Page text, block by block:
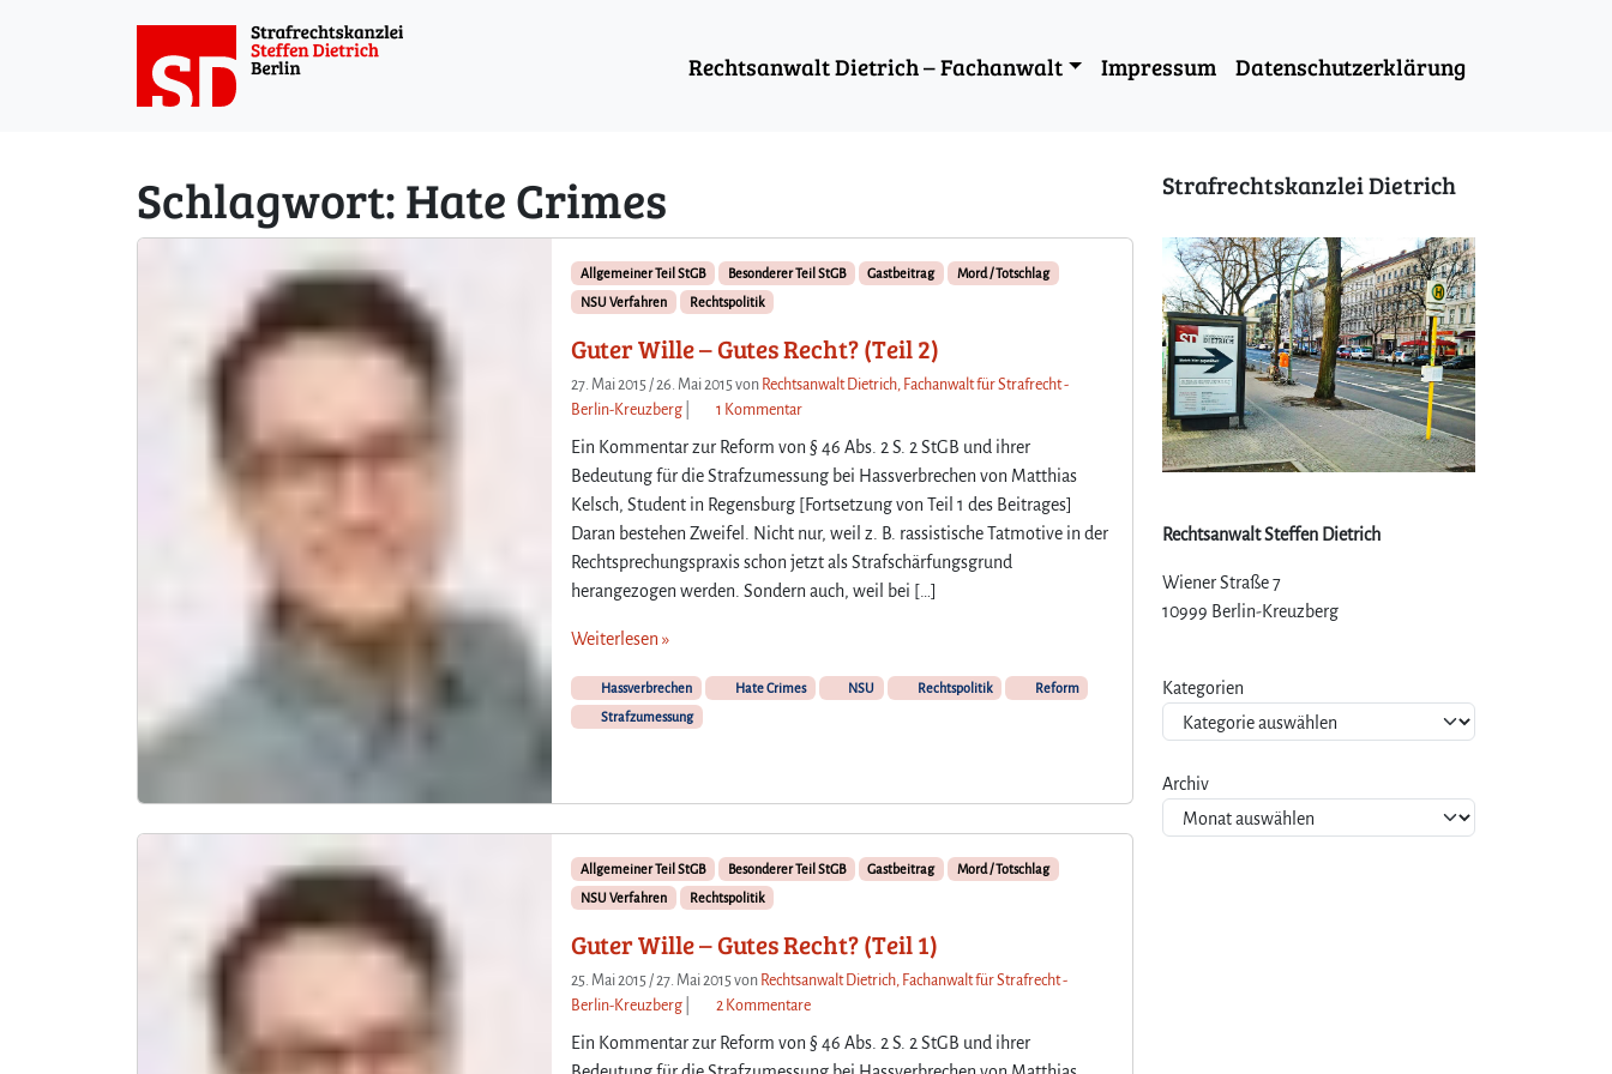
Rechtsanwalt Dietrich – Fachanwalt Impressum Datenschutzerklärung
Schlagwort:Hate Crimes
Allgemeiner Teil StGB Besonderer Teil StGB Gastbeitrag
Mord / Totschlag
NSU Verfahren
Rechtspolitik
Guter Wille – Gutes Recht? (Teil 2)
27. Mai 2015 /26. Mai 2015von Rechtsanwalt Dietrich, Fachanwalt für Strafrecht -
Berlin-Kreuzberg
1 Kommentarz
G
u
t
e
r
W
e
s
R
h
?
(
T
Ein Kommentar zur Reform von § 46 Abs. 2 S. 2 StGB und ihrer
Bedeutung für die Strafzumessung bei Hassverbrechen von Matthias
Kelsch, Student in Regensburg [Fortsetzung von Teil 1 des Beitrages]
Daran bestehen Zweifel. Nicht nur, weil z. B. rassistische Tatmotive in der
Rechtsprechungspraxis schon jetzt als Strafschärfungsgrund
herangezogen werden. Sondern auch, weil bei […]
Weiterlesen »
Hassverbrechen Hate Crimes NSU Rechtspolitik
Reform
Strafzumessung
Allgemeiner Teil StGB Besonderer Teil StGB Gastbeitrag
Mord / Totschlag
NSU Verfahren
Rechtspolitik
Guter Wille – Gutes Recht? (Teil 1)
25. Mai 2015 /27. Mai 2015von Rechtsanwalt Dietrich, Fachanwalt für Strafrecht -
Berlin-Kreuzberg
2 Kommentarez
G
Ein Kommentar zur Reform von § 46 Abs. 2 S. 2 StGB und ihrer
Strafrechtskanzlei Dietrich
Rechtsanwalt Steffen Dietrich
Wiener Straße 7
10999 Berlin-Kreuzberg
Kategorien
Archiv